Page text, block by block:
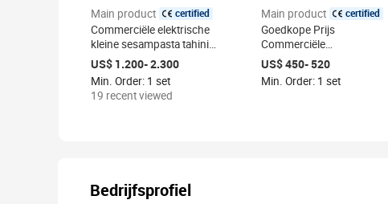
Main product
certified
Commerciële elektrische
kleine sesampasta tahini
verwerkingsmachine,
amandel- en cashewnoten
maalmolen, colloïdmolen,
pindakaasmachine
US$ 1.200- 2.300
Min. Order: 1 set
19 recent viewed
Main product
certified
Goedkope Prijs
Commerciële
Automatische Arachide
Rode Huid Dunschiller
Droge Pinda Peeling
US$ 450- 520
Min. Order: 1 set
Bedrijfsprofiel